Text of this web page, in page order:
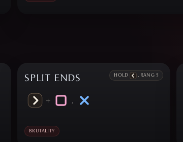
SPLIT ENDS HOLD , RANG 5
+ ,
BRUTALITY